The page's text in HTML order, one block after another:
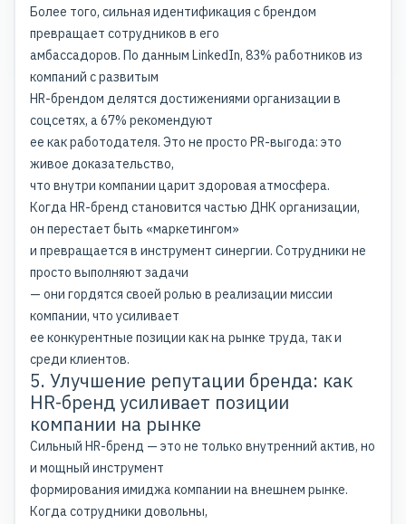
Более того, сильная идентификация с брендом
превращает сотрудников в его
амбассадоров. По данным LinkedIn, 83% работников из
компаний с развитым
HR-брендом делятся достижениями организации в
соцсетях, а 67% рекомендуют
ее как работодателя. Это не просто PR-выгода: это
живое доказательство,
что внутри компании царит здоровая атмосфера.
Когда HR-бренд становится частью ДНК организации,
он перестает быть «маркетингом»
и превращается в инструмент синергии. Сотрудники не
просто выполняют задачи
— они гордятся своей ролью в реализации миссии
компании, что усиливает
ее конкурентные позиции как на рынке труда, так и
среди клиентов.
5. Улучшение репутации бренда: как
HR-бренд усиливает позиции
компании на рынке
Сильный HR-бренд — это не только внутренний актив, но
и мощный инструмент
формирования имиджа компании на внешнем рынке.
Когда сотрудники довольны,